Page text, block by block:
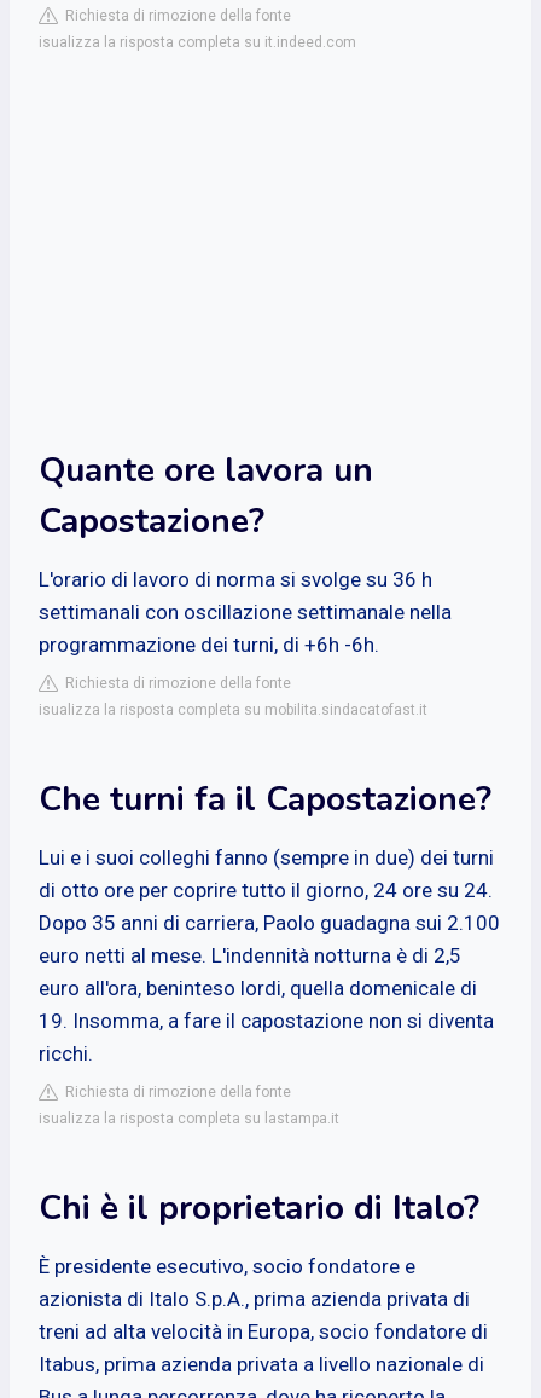
Richiesta di rimozione della fonte
isualizza la risposta completa su it.indeed.com
Quante ore lavora un
Capostazione?
L'orario di lavoro di norma si svolge su 36 h
settimanali con oscillazione settimanale nella
programmazione dei turni, di +6h -6h.
Richiesta di rimozione della fonte
isualizza la risposta completa su mobilita.sindacatofast.it
Che turni fa il Capostazione?
Lui e i suoi colleghi fanno (sempre in due) dei turni
di otto ore per coprire tutto il giorno, 24 ore su 24.
Dopo 35 anni di carriera, Paolo guadagna sui 2.100
euro netti al mese. L'indennità notturna è di 2,5
euro all'ora, beninteso lordi, quella domenicale di
19. Insomma, a fare il capostazione non si diventa
ricchi.
Richiesta di rimozione della fonte
isualizza la risposta completa su lastampa.it
Chi è il proprietario di Italo?
È presidente esecutivo, socio fondatore e
azionista di Italo S.p.A., prima azienda privata di
treni ad alta velocità in Europa, socio fondatore di
Itabus, prima azienda privata a livello nazionale di